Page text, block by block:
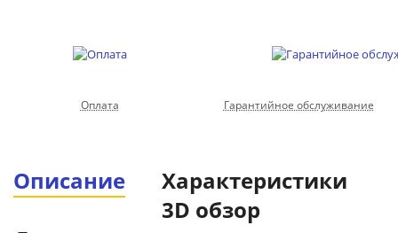
Оплата Гарантийное обслуживание
Описание
Характеристики
3D обзор